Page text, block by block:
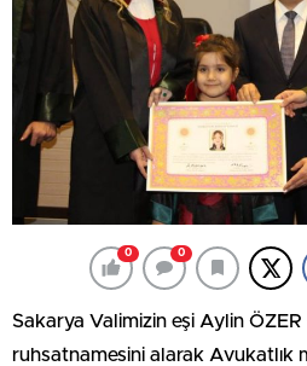
0 0
Sakarya Valimizin eşi Aylin
ruhsatnamesini alarak Avukatlık